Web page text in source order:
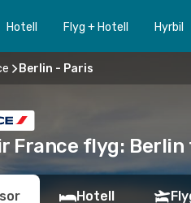
Hotell Flyg + Hotell Hyrbil
Berlin - Paris
France flyg: Berlin
Hotell